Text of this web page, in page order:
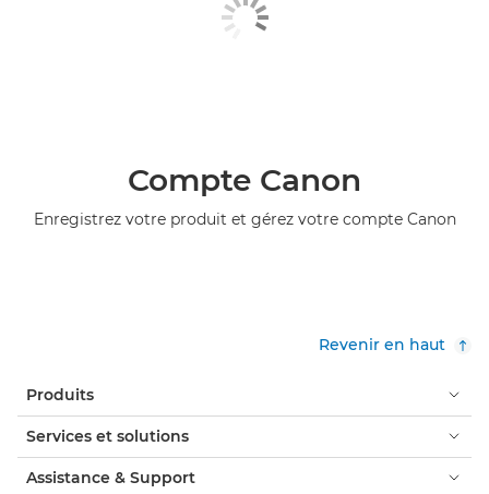
Compte Canon
Enregistrez votre produit et gérez votre compte Canon
Revenir en haut
Produits
Services et solutions
Assistance & Support